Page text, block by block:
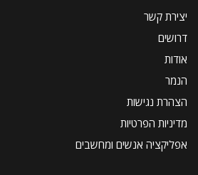
יצירת קשר
דרושים
אודות
הנמר
הצהרת נגישות
מדיניות הפרטיות
אפליקציה אנשים ומחשבים